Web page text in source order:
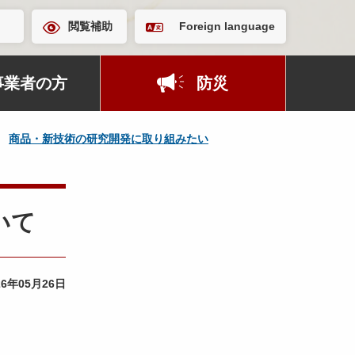
閲覧補助 Foreign language
業者の方 防災
商品・新技術の研究開発に取り組みたい
て
年05月26日